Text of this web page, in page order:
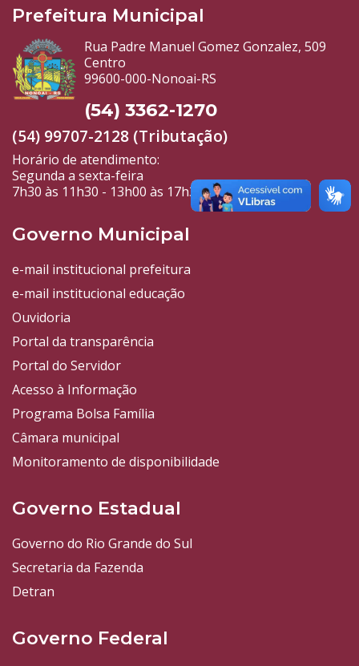
Prefeitura Municipal
Rua Padre Manuel Gomez Gonzalez, 509
Centro
99600-000-Nonoai-RS
(54) 3362-1270
(54) 99707-2128 (Tributação)
Horário de atendimento:
Segunda a sexta-feira
7h30 às 11h30 - 13h00 às 17h30
Governo Municipal
e-mail institucional prefeitura
e-mail institucional educação
Ouvidoria
Portal da transparência
Portal do Servidor
Acesso à Informação
Programa Bolsa Família
Câmara municipal
Monitoramento de disponibilidade
Governo Estadual
Governo do Rio Grande do Sul
Secretaria da Fazenda
Detran
Governo Federal